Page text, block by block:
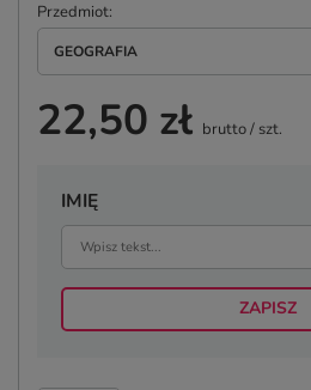
Przedmiot
GEOGRAFIA
22,50 zł brutto/ szt.
IMIĘ
ZAPISZ